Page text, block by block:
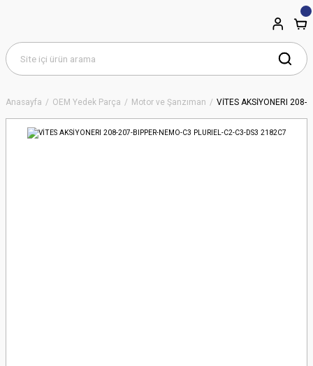
Anasayfa OEM Yedek Parça Motor ve Şanzıman VİTES AKSİYONERI 208-